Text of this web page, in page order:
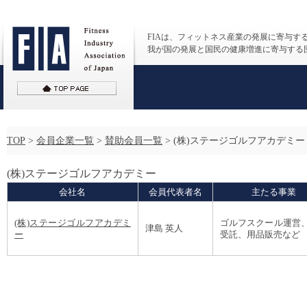
FIAは、フィットネス産業の発展に寄与す
我が国の発展と国民の健康増進に寄与する
TOP > 会員企業一覧 > 賛助会員一覧 > (株)ステージゴルフアカデミー
(株)ステージゴルフアカデミー
会社名 会員代表者名 主たる事業
(株)ステージゴルフアカデミ
ー
津島 英人
ゴルフスクール運営
受託、用品販売など